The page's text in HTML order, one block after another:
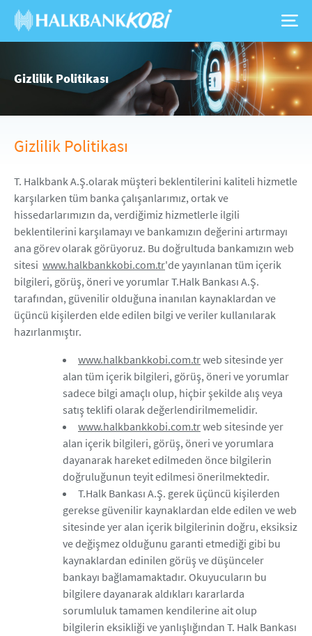
Gizlilik Politikası
Gizlilik Politikası
T. Halkbank A.Ş.olarak müşteri beklentilerini kaliteli hizmetle
karşılarken tüm banka çalışanlarımız, ortak ve
hissedarlarımızın da, verdiğimiz hizmetlerle ilgili
beklentilerini karşılamayı ve bankamızın değerini artırmayı
ana görev olarak görüyoruz. Bu doğrultuda bankamızın web
sitesi www.halkbankkobi.com.tr'de yayınlanan tüm içerik
bilgileri, görüş, öneri ve yorumlar T.Halk Bankası A.Ş.
tarafından, güvenilir olduğuna inanılan kaynaklardan ve
üçüncü kişilerden elde edilen bilgi ve veriler kullanılarak
hazırlanmıştır.
www.halkbankkobi.com.trweb sitesinde yer
alan tüm içerik bilgileri, görüş, öneri ve yorumlar
sadece bilgi amaçlı olup, hiçbir şekilde alış veya
satış teklifi olarak değerlendirilmemelidir.
www.halkbankkobi.com.trweb sitesinde yer
alan içerik bilgileri, görüş, öneri ve yorumlara
dayanarak hareket edilmeden önce bilgilerin
doğruluğunun teyit edilmesi önerilmektedir.
T.Halk Bankası A.Ş. gerek üçüncü kişilerden
gerekse güvenilir kaynaklardan elde edilen ve web
sitesinde yer alan içerik bilgilerinin doğru, eksiksiz
ve değişmez olduğunu garanti etmediği gibi bu
kaynaklardan edinilen görüş ve düşünceler
bankayı bağlamamaktadır. Okuyucuların bu
bilgilere dayanarak aldıkları kararlarda
sorumluluk tamamen kendilerine ait olup
bilgilerin eksikliği ve yanlışlığından T. Halk Bankası